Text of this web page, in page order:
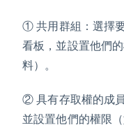
① 共用群組：選擇
看板， 並設置他們
料）。
② 具有存取權的成
並設置他們的權限